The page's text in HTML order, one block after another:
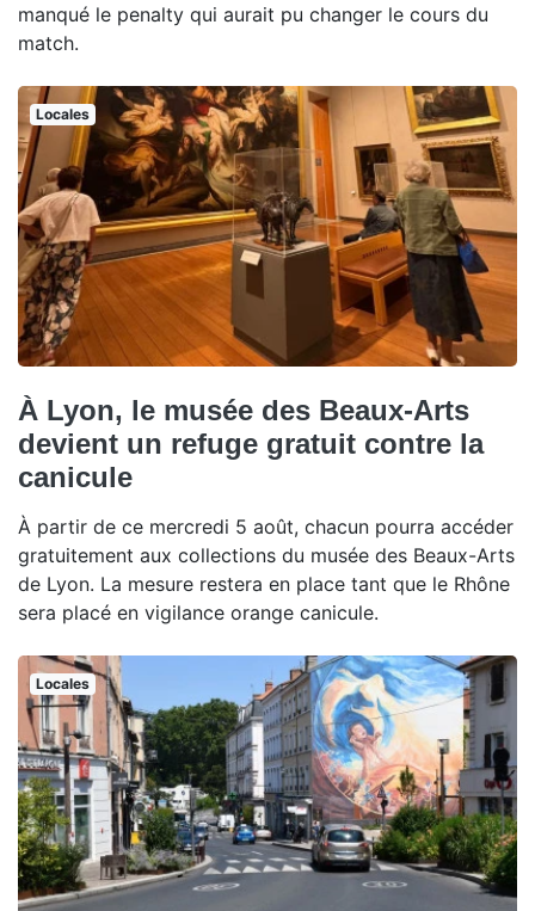
manqué le penalty qui aurait pu changer le cours du
match.
Locales
À Lyon, le musée des Beaux-Arts
devient un refuge gratuit contre la
canicule
À partir de ce mercredi 5 août, chacun pourra accéder
gratuitement aux collections du musée des Beaux-Arts
de Lyon. La mesure restera en place tant que le Rhône
sera placé en vigilance orange canicule.
Locales